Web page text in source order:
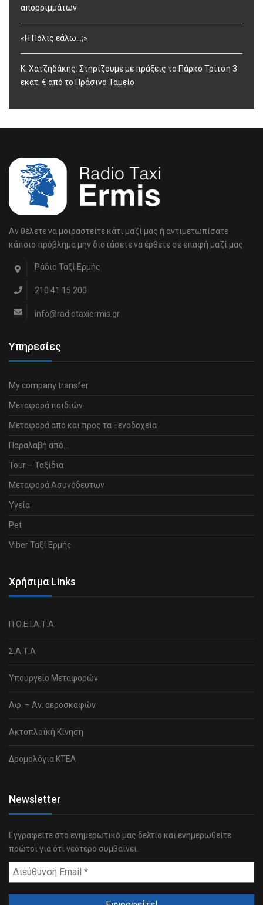
απορριμμάτων
«Η Πόλις εάλω…;»
Κ. Χατζηδάκης: Στηρίζουμε με πράξεις το Πάρκο Τρίτση 3
εκατ. € από το Πράσινο Ταμείο
Αν θέλετε να μοιραστείτε κάτι μαζί μας ή αντιμετωπίσατε
κάποιο πρόβλημα μην διστάσετε να έρθετε σε επαφή μαζί μας.
Ράδιο Ταξί Ερμής
210 41 15 200
info@radiotaxiermis.gr
Υπηρεσίες
My company transfer
Μεταφορά παιδιών
Μεταφορά από και προς τα Ξενοδοχεία
Παραλαβή από…
Tour – Ταξίδια
Μεταφορά Ασυνόδευτων
Υγεία
Pet
Viber Ταξί Ερμής
Χρήσιμα Links
Π.Ο.Ε.Ι.Α.Τ.Α.
Σ.Α.Τ.Α
Υπουργείο Μεταφορών
Αφ. – Αν. αεροσκαφών
Ακτοπλοϊκή Κίνηση
Δρομολόγια ΚΤΕΛ
Newsletter
Εγγραφείτε στο ενημερωτικό μας δελτίο και ενημερωθείτε
πρώτοι για ότι νεότερο συμβαίνει.